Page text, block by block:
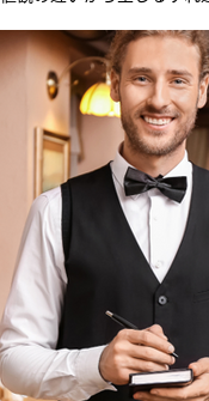
大手企業基準の信頼性と進
導入実績に基づく強固な
境下でも安心してご活用い
す。 レビックグローバル
サービス向上に努め、企
ります。 公式HP ＜
https://sshce.revicglobal.com/
＞ 「SmartSkill Talk」を
けにトライアルの募集を
ージよりお問い合わせく
て レビックグローバルは
設立。LMS（学習管理シ
ラーニングコンテンツ、
来、蓄積した高度な技術
しています。 社名 ：株
都港区芝1-5-9 住友不動産
長 柏木 理 事業内容 ：
ントシステム・eラーニン
滑にし、チーム全体の生産
析から実践的なテクニック
プレ「SmartSkill Talk」
び強化を支援し、外国人
の解消に貢献します。サ
ご覧ください。 目次 日本
ションエラーが起こる3つ
ーションをとる4つのポイ
ャップを埋めるなら
えている理由 近
国人が働く姿を見かける
『「外国人雇用状況」の
10月末時点で外国人労働者
た平成19年以降で過去最多
れほどまでに増加してい
「政府の支援」「労働者